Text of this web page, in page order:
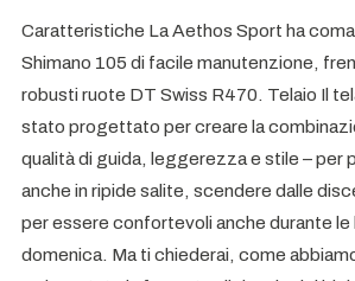
Caratteristiche La Aethos Sport ha
Shimano 105 di facile manutenzione,
robusti ruote DT Swiss R470. Telaio Il
stato progettato per creare la
qualità di guida, leggerezza e stile – per
anche in ripide salite, scendere dalle
per essere confortevoli anche durante le
domenica. Ma ti chiederai, come